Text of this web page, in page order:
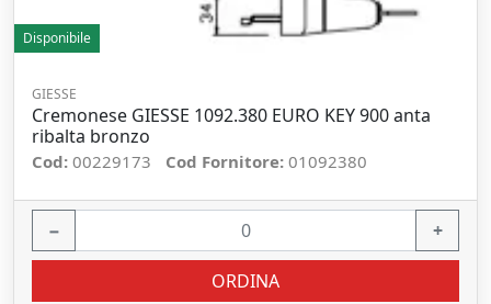
Disponibile
GIESSE
Cremonese GIESSE 1092.380 EURO KEY 900 anta
ribalta bronzo
Cod: 00229173 Cod Fornitore: 01092380
− +
ORDINA